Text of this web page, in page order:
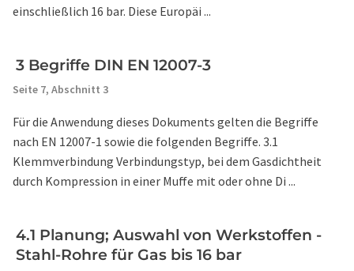
einschließlich 16 bar. Diese Europäi ...
3 Begriffe DIN EN 12007-3
Seite 7, Abschnitt 3
Für die Anwendung dieses Dokuments gelten die Begriffe
nach EN 12007-1 sowie die folgenden Begriffe. 3.1
Klemmverbindung Verbindungstyp, bei dem Gasdichtheit
durch Kompression in einer Muffe mit oder ohne Di ...
4.1 Planung; Auswahl von Werkstoffen -
Stahl-Rohre für Gas bis 16 bar